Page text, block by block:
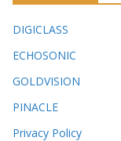
DIGICLASS
ECHOSONIC
GOLDVISION
PINACLE
Privacy Policy